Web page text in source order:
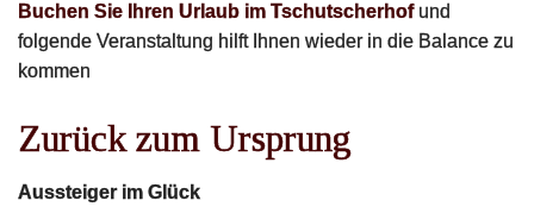
Preise
Buchen Sie Ihren Urlaub im Tschutscherhof und
folgende Veranstaltung hilft Ihnen wieder in die Balance zu
kommen
Zurück zum Ursprung
Aussteiger im Glück